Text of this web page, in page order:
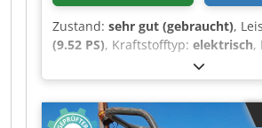
Zustand: sehr gut (gebraucht),
(9.52 PS), Kraftstofftyp: elektrisch,
2020,
Technische Informationen
Antrieb: Rad Dsdpfxjzgvlae Aavjkr
Abmessungen (L x B x H): 322 x